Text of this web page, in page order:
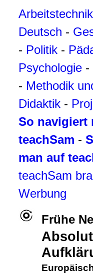
Deutsch -
- Politik -
Psychologie -
- Methodik
Didaktik -
So navigiert
teachSam -
man auf
teachSam
Werbung
Frühe